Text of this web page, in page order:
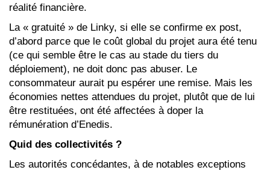
réalité financière.
La « gratuité » de Linky, si elle se confirme ex post,
d’abord parce que le coût global du projet aura été tenu
(ce qui semble être le cas au stade du tiers du
déploiement), ne doit donc pas abuser. Le
consommateur aurait pu espérer une remise. Mais les
économies nettes attendues du projet, plutôt que de lui
être restituées, ont été affectées à doper la
rémunération d’Enedis.
Quid des collectivités ?
Les autorités concédantes, à de notables exceptions